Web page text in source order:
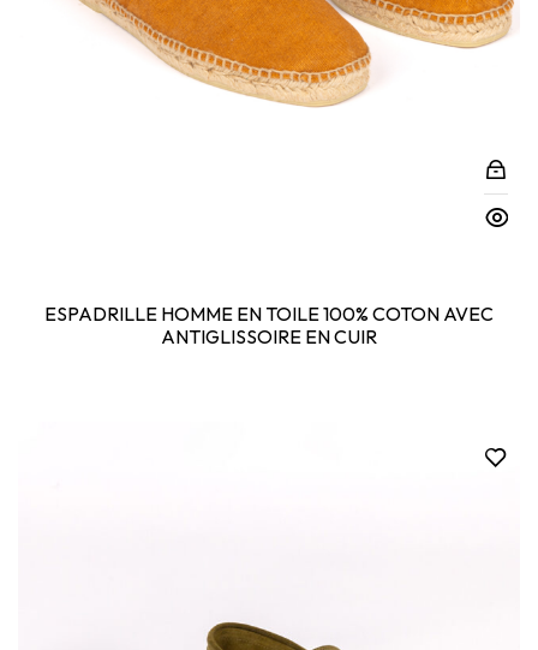
ESPADRILLE HOMME EN TOILE 100% COTON AVEC
ANTIGLISSOIRE EN CUIR